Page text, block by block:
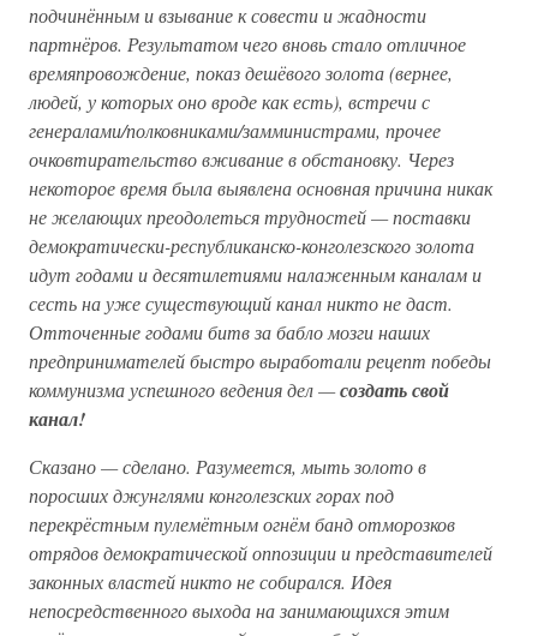
подчинённым и взывание к совести и жадности
партнёров. Результатом чего вновь стало отличное
времяпровождение, показ дешёвого золота (вернее,
людей, у которых оно вроде как есть), встречи с
генералами/полковниками/замминистрами, прочее
очковтирательство вживание в обстановку. Через
некоторое время была выявлена основная причина никак
не желающих преодолеться трудностей — поставки
демократически-республиканско-конголезского золота
идут годами и десятилетиями налаженным каналам и
сесть на уже существующий канал никто не даст.
Отточенные годами битв за бабло мозги наших
предпринимателей быстро выработали рецепт победы
коммунизма успешного ведения дел —создать свой
канал!
Сказано — сделано. Разумеется, мыть золото в
поросших джунглями конголезских горах под
перекрёстным пулемётным огнём банд отморозков
отрядов демократической оппозиции и представителей
законных властей никто не собирался. Идея
непосредственного выхода на занимающихся этим